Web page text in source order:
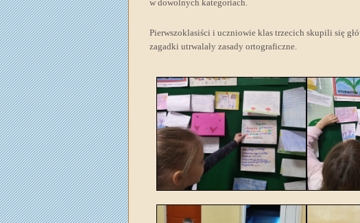
w dowolnych kategoriach.
Pierwszoklasiści i uczniowie klas trzecich skupili się
zagadki utrwalały zasady ortograficzne.